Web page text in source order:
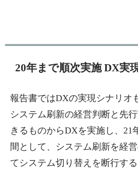
20年まで順次実施 DX実
報告書ではDXの実現シナリオ
システム刷新の経営判断と先
きるものからDXを実施し、21
間として、システム刷新を経
てシステム切り替えを断行する